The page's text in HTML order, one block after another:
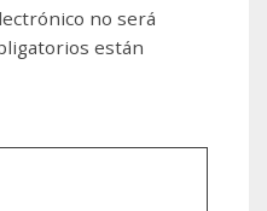
no será
están